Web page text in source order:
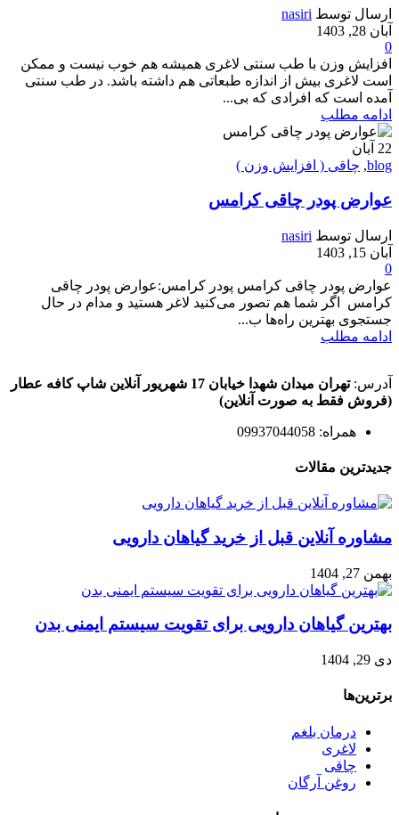
ارسال توسط nasiri
آبان 28, 1403
0
افزایش وزن با طب سنتی لاغری همیشه هم خوب نیست و ممکن
است لاغری بیش از اندازه طبعاتی هم داشته باشد. در طب سنتی
آمده است که افرادی که بی...
ادامه مطلب
22 آبان
blog
, چاقی ( افزایش وزن )
عوارض پودر چاقی کرامس
ارسال توسط nasiri
آبان 15, 1403
0
عوارض پودر چاقی کرامس پودر کرامس:عوارض پودر چاقی
کرامس اگر شما هم تصور می‌کنید لاغر هستید و مدام در حال
جستجوی بهترین راه‌ها ب...
ادامه مطلب
آدرس:تهران میدان شهدا خیابان 17 شهریور آنلاین شاپ کافه عطار
(فروش فقط به صورت آنلاین)
همراه: 09937044058
جدیدترین مقالات
مشاوره آنلاین قبل از خرید گیاهان دارویی
بهمن 27, 1404
بهترین گیاهان دارویی برای تقویت سیستم ایمنی بدن
دی 29, 1404
برترین‌ها
درمان بلغم
لاغری
چاقی
روغن آرگان